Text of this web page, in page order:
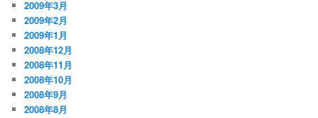
2009年3月
2009年2月
2009年1月
2008年12月
2008年11月
2008年10月
2008年9月
2008年8月